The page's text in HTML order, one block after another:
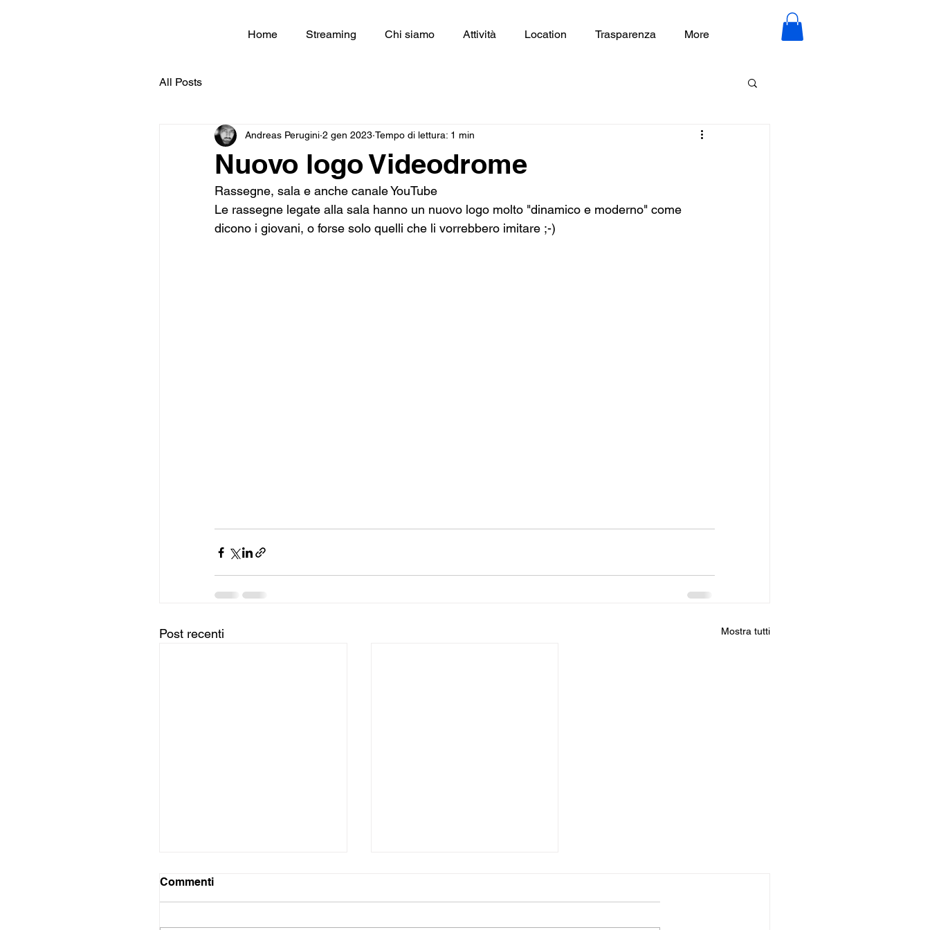
Home Streaming Chi siamo Attività Location Trasparenza More
All Posts
Nuovo logo Videodrome
Andreas Perugini 2 gen 2023 Tempo di lettura: 1 min
Rassegne, sala e anche canale YouTube
Le rassegne legate alla sala hanno un nuovo logo molto "dinamico e moderno" come
dicono i giovani, o forse solo quelli che li vorrebbero imitare ;-)
Post recenti Mostra tutti
Commenti